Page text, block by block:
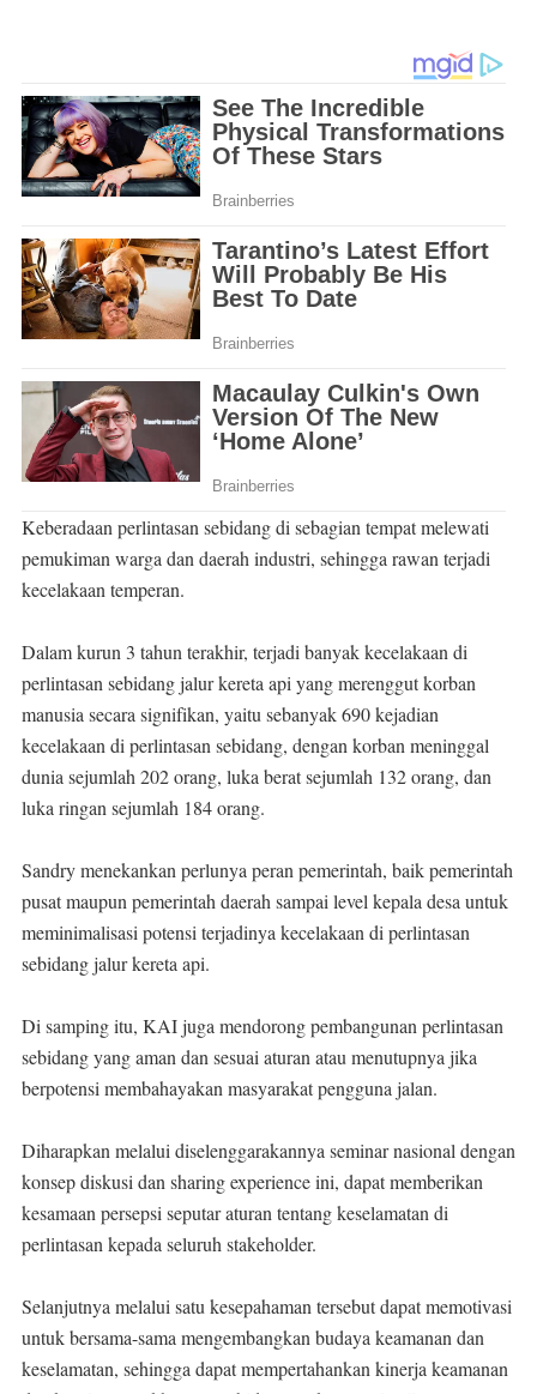
Keberadaan perlintasan sebidang di sebagian tempat melewati
pemukiman warga dan daerah industri, sehingga rawan terjadi
kecelakaan temperan.
Dalam kurun 3 tahun terakhir, terjadi banyak kecelakaan di
perlintasan sebidang jalur kereta api yang merenggut korban
manusia secara signifikan, yaitu sebanyak 690 kejadian
kecelakaan di perlintasan sebidang, dengan korban meninggal
dunia sejumlah 202 orang, luka berat sejumlah 132 orang, dan
luka ringan sejumlah 184 orang.
Sandry menekankan perlunya peran pemerintah, baik pemerintah
pusat maupun pemerintah daerah sampai level kepala desa untuk
meminimalisasi potensi terjadinya kecelakaan di perlintasan
sebidang jalur kereta api.
Di samping itu, KAI juga mendorong pembangunan perlintasan
sebidang yang aman dan sesuai aturan atau menutupnya jika
berpotensi membahayakan masyarakat pengguna jalan.
Diharapkan melalui diselenggarakannya seminar nasional dengan
konsep diskusi dan sharing experience ini, dapat memberikan
kesamaan persepsi seputar aturan tentang keselamatan di
perlintasan kepada seluruh stakeholder.
Selanjutnya melalui satu kesepahaman tersebut dapat memotivasi
untuk bersama-sama mengembangkan budaya keamanan dan
keselamatan, sehingga dapat mempertahankan kinerja keamanan